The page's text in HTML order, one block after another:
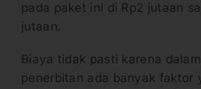
pada paket ini di Rp2 jutaan
jutaan.
Biaya tidak pasti karena
penerbitan ada banyak faktor